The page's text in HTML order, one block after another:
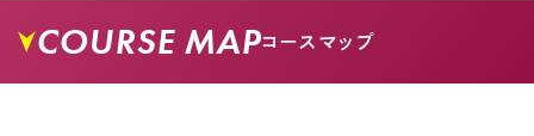
COURSE MAPコースマップ